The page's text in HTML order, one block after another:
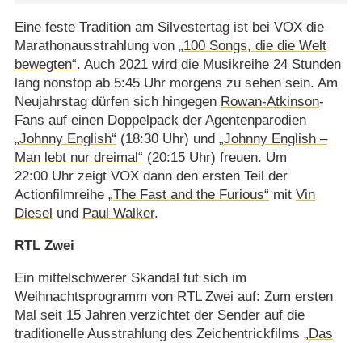
Eine feste Tradition am Silvestertag ist bei VOX die
Marathonausstrahlung von „100 Songs, die die Welt
bewegten“. Auch 2021 wird die Musikreihe 24 Stunden
lang nonstop ab 5:45 Uhr morgens zu sehen sein. Am
Neujahrstag dürfen sich hingegen Rowan-Atkinson-
Fans auf einen Doppelpack der Agentenparodien
„Johnny English“ (18:30 Uhr) und „Johnny English –
Man lebt nur dreimal“ (20:15 Uhr) freuen. Um
22:00 Uhr zeigt VOX dann den ersten Teil der
Actionfilmreihe „The Fast and the Furious“ mit Vin
Diesel und Paul Walker.
RTL Zwei
Ein mittelschwerer Skandal tut sich im
Weihnachtsprogramm von RTL Zwei auf: Zum ersten
Mal seit 15 Jahren verzichtet der Sender auf die
traditionelle Ausstrahlung des Zeichentrickfilms „Das